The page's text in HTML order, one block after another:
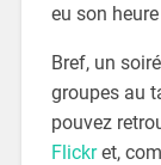
eu son
Bref, un
groupes au
pouvez
Flickret,